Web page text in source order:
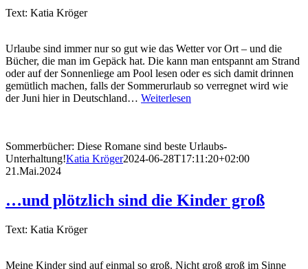
Text: Katia Kröger
Urlaube sind immer nur so gut wie das Wetter vor Ort – und die
Bücher, die man im Gepäck hat. Die kann man entspannt am Strand
oder auf der Sonnenliege am Pool lesen oder es sich damit drinnen
gemütlich machen, falls der Sommerurlaub so verregnet wird wie
der Juni hier in Deutschland… Weiterlesen
Sommerbücher: Diese Romane sind beste Urlaubs-
Unterhaltung!Katia Kröger2024-06-28T17:11:20+02:00
21.Mai.2024
…und plötzlich sind die Kinder groß
Text: Katia Kröger
Meine Kinder sind auf einmal so groß. Nicht groß groß im Sinne